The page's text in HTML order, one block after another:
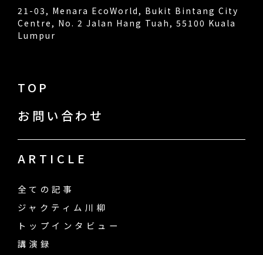
21-03, Menara EcoWorld, Bukit Bintang City
Centre, No. 2 Jalan Hang Tuah, 55100 Kuala
Lumpur
TOP
お問い合わせ
ARTICLE
全ての記事
ジャクティム川柳
トップインタビュー
講演録